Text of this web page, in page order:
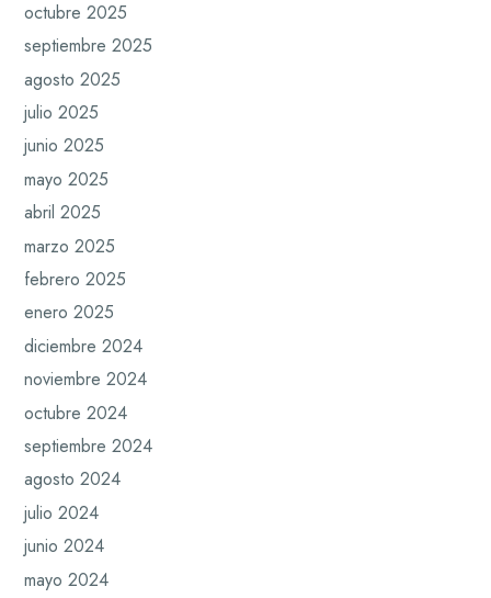
octubre 2025
septiembre 2025
agosto 2025
julio 2025
junio 2025
mayo 2025
abril 2025
marzo 2025
febrero 2025
enero 2025
diciembre 2024
noviembre 2024
octubre 2024
septiembre 2024
agosto 2024
julio 2024
junio 2024
mayo 2024